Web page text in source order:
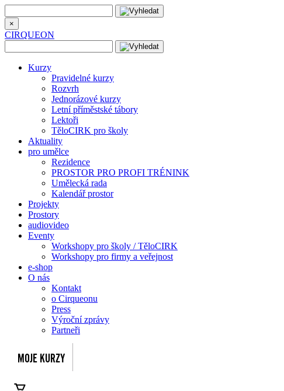
×
CIRQUEON
Kurzy
Pravidelné kurzy
Rozvrh
Jednorázové kurzy
Letní příměstské tábory
Lektoři
TěloCIRK pro školy
Aktuality
pro umělce
Rezidence
PROSTOR PRO PROFI TRÉNINK
Umělecká rada
Kalendář prostor
Projekty
Prostory
audiovideo
Eventy
Workshopy pro školy / TěloCIRK
Workshopy pro firmy a veřejnost
e-shop
O nás
Kontakt
o Cirqueonu
Press
Výroční zprávy
Partneři